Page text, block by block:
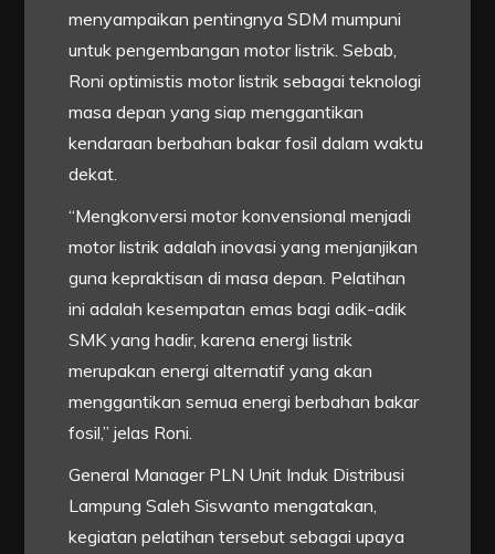
menyampaikan pentingnya SDM mumpuni
untuk pengembangan motor listrik. Sebab,
Roni optimistis motor listrik sebagai teknologi
masa depan yang siap menggantikan
kendaraan berbahan bakar fosil dalam waktu
dekat.
“Mengkonversi motor konvensional menjadi
motor listrik adalah inovasi yang menjanjikan
guna kepraktisan di masa depan. Pelatihan
ini adalah kesempatan emas bagi adik-adik
SMK yang hadir, karena energi listrik
merupakan energi alternatif yang akan
menggantikan semua energi berbahan bakar
fosil,” jelas Roni.
General Manager PLN Unit Induk Distribusi
Lampung Saleh Siswanto mengatakan,
kegiatan pelatihan tersebut sebagai upaya